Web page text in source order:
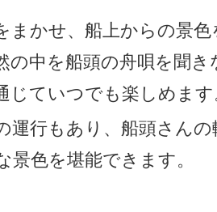
まかせ、船上からの景
の中を船頭の舟唄を聞
じていつでも楽しめます
運行もあり、船頭さん
景色を堪能できます。